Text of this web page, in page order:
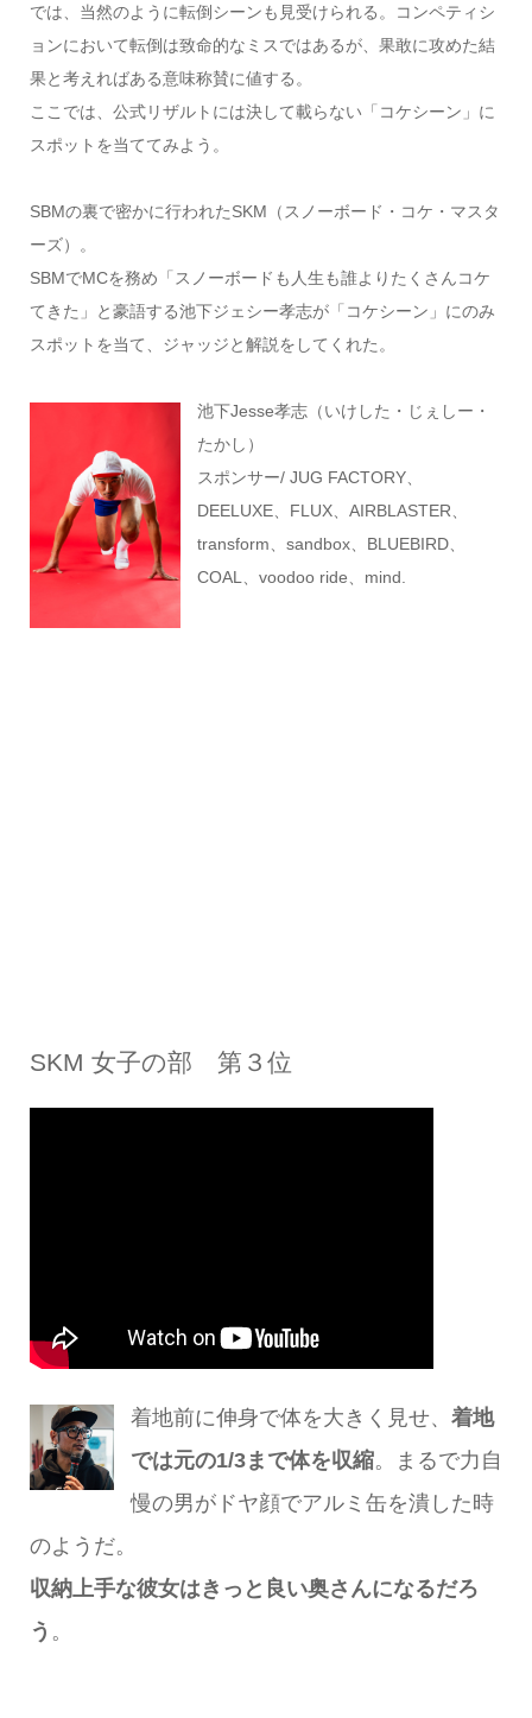
では、当然のように転倒シーンも見受けられる。コンペティシ
ョンにおいて転倒は致命的なミスではあるが、果敢に攻めた結
果と考えればある意味称賛に値する。
ここでは、公式リザルトには決して載らない「コケシーン」に
スポットを当ててみよう。
SBMの裏で密かに行われたSKM（スノーボード・コケ・マスタ
ーズ）。
SBMでMCを務め「スノーボードも人生も誰よりたくさんコケ
てきた」と豪語する池下ジェシー孝志が「コケシーン」にのみ
スポットを当て、ジャッジと解説をしてくれた。
池下Jesse孝志（いけした・じぇしー・
たかし）
スポンサー/ JUG FACTORY、
DEELUXE、FLUX、AIRBLASTER、
transform、sandbox、BLUEBIRD、
COAL、voodoo ride、mind.
SKM 女子の部 第３位
着地前に伸身で体を大きく見せ、 着地
では元の1/3まで体を収縮。まるで力自
慢の男がドヤ顔でアルミ缶を潰した時
のようだ。
収納上手な彼女はきっと良い奥さんになるだろ
う 。